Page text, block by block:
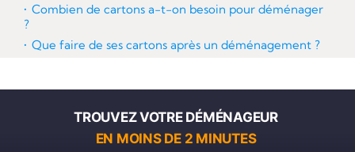
Combien de cartons a-t-on besoin pour déménager
?
Que faire de ses cartons après un déménagement ?
TROUVEZ VOTRE DÉMÉNAGEUR
EN MOINS DE 2 MINUTES